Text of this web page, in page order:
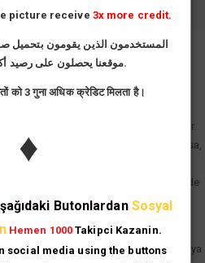
YAP
(engagement rate) prensibiyle çalışır.
dakikalarda ne kadar çok beğeni alırsa,
Instagram beğeni hilesi
kazandırdığınızda şu avantajları elde
hızla artan gönderiler, Instagram
Bu da binlerce yeni ve organik kullanıcıya
picture receive 3x more credit.
المستخدمون الذين يقومون
موقعنا يحصلون على رصيد أكبر بثلاثة أضعاف.
को 3 गुना अधिक क्रेडिट मिलता है।
♦
Butonlardan Sosyal
Hemen 1000 Takipci Kazanin.
social media using the buttons